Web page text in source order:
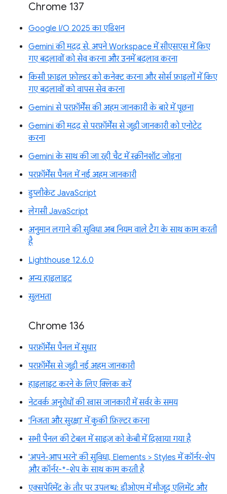
Chrome 137
Google I/O 2025 का एडिशन
Gemini की मदद से, अपने Workspace में सीएसएस में किए
गए बदलावों को सेव करना और उनमें बदलाव करना
किसी फ़ाइल फ़ोल्डर को कनेक्ट करना और सोर्स फ़ाइलों में किए
गए बदलावों को वापस सेव करना
Gemini से परफ़ॉर्मेंस की अहम जानकारी के बारे में पूछना
Gemini की मदद से परफ़ॉर्मेंस से जुड़ी जानकारी को एनोटेट
करना
Gemini के साथ की जा रही चैट में स्क्रीनशॉट जोड़ना
परफ़ॉर्मेंस पैनल में नई अहम जानकारी
डुप्लीकेट JavaScript
लेगसी JavaScript
अनुमान लगाने की सुविधा अब नियम वाले टैग के साथ काम करती
है
Lighthouse 12.6.0
अन्य हाइलाइट
सुलभता
Chrome 136
परफ़ॉर्मेंस पैनल में सुधार
परफ़ॉर्मेंस से जुड़ी नई अहम जानकारी
हाइलाइट करने के लिए क्लिक करें
नेटवर्क अनुरोधों की खास जानकारी में सर्वर के समय
'निजता और सुरक्षा' में कुकी फ़िल्टर करना
सभी पैनल की टेबल में साइज़ को केबी में दिखाया गया है
'अपने-आप भरने' की सुविधा, Elements > Styles में कॉर्नर-शेप
और कॉर्नर-*-शेप के साथ काम करती है
एक्सपेरिमेंट के तौर पर उपलब्ध: डीओएम में मौजूद एलिमेंट और